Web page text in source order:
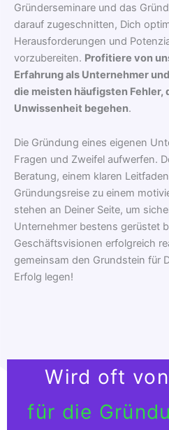
Gründerseminare und das
darauf zugeschnitten, Dich
Herausforderungen und
vorzubereiten. Profitiere von
Erfahrung als Unternehmer
die meisten häufigsten Fehler,
Unwissenheit begehen.
Die Gründung eines eigenen
Fragen und Zweifel aufwerfen.
Beratung, einem klaren
Gründungsreise zu einem
stehen an Deiner Seite, um
Unternehmer bestens gerüstet
Geschäftsvisionen erfolgreich
gemeinsam den Grundstein für
Erfolg legen!
Wird oft
für die